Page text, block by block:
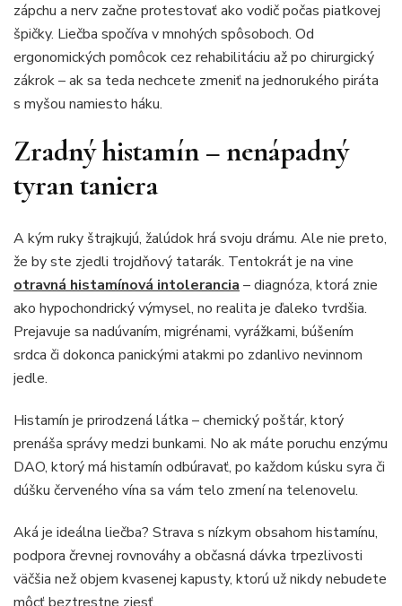
zápchu a nerv začne protestovať ako vodič počas piatkovej
špičky. Liečba spočíva v mnohých spôsoboch. Od
ergonomických pomôcok cez rehabilitáciu až po chirurgický
zákrok – ak sa teda nechcete zmeniť na jednorukého piráta
s myšou namiesto háku.
Zradný histamín – nenápadný
tyran taniera
A kým ruky štrajkujú, žalúdok hrá svoju drámu. Ale nie preto,
že by ste zjedli trojdňový tatarák. Tentokrát je na vine
otravná histamínová intolerancia – diagnóza, ktorá znie
ako hypochondrický výmysel, no realita je ďaleko tvrdšia.
Prejavuje sa nadúvaním, migrénami, vyrážkami, búšením
srdca či dokonca panickými atakmi po zdanlivo nevinnom
jedle.
Histamín je prirodzená látka – chemický poštár, ktorý
prenáša správy medzi bunkami. No ak máte poruchu enzýmu
DAO, ktorý má histamín odbúravať, po každom kúsku syra či
dúšku červeného vína sa vám telo zmení na telenovelu.
Aká je ideálna liečba? Strava s nízkym obsahom histamínu,
podpora črevnej rovnováhy a občasná dávka trpezlivosti
väčšia než objem kvasenej kapusty, ktorú už nikdy nebudete